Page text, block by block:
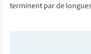
terminent par de